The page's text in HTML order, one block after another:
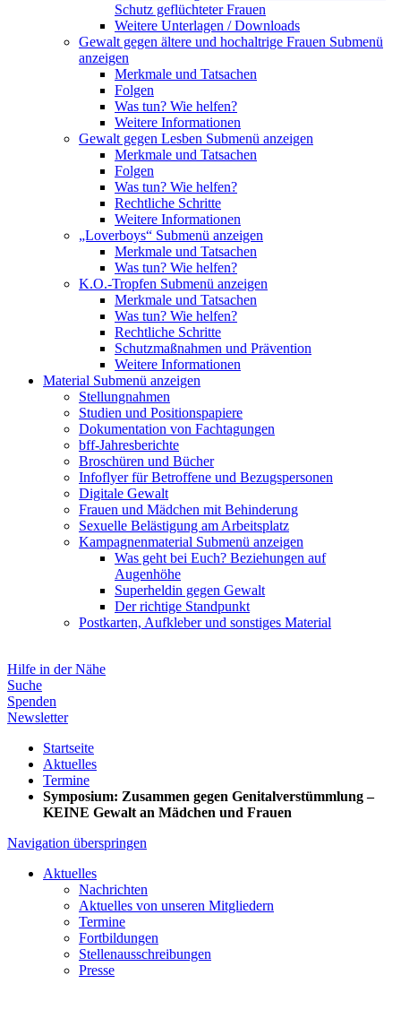
Schutz geflüchteter Frauen
Weitere Unterlagen / Downloads
Gewalt gegen ältere und hochaltrige Frauen Submenü
anzeigen
Merkmale und Tatsachen
Folgen
Was tun? Wie helfen?
Weitere Informationen
Gewalt gegen Lesben Submenü anzeigen
Merkmale und Tatsachen
Folgen
Was tun? Wie helfen?
Rechtliche Schritte
Weitere Informationen
„Loverboys“ Submenü anzeigen
Merkmale und Tatsachen
Was tun? Wie helfen?
K.O.-Tropfen Submenü anzeigen
Merkmale und Tatsachen
Was tun? Wie helfen?
Rechtliche Schritte
Schutzmaßnahmen und Prävention
Weitere Informationen
Material Submenü anzeigen
Stellungnahmen
Studien und Positionspapiere
Dokumentation von Fachtagungen
bff-Jahresberichte
Broschüren und Bücher
Infoflyer für Betroffene und Bezugspersonen
Digitale Gewalt
Frauen und Mädchen mit Behinderung
Sexuelle Belästigung am Arbeitsplatz
Kampagnenmaterial Submenü anzeigen
Was geht bei Euch? Beziehungen auf
Augenhöhe
Superheldin gegen Gewalt
Der richtige Standpunkt
Postkarten, Aufkleber und sonstiges Material
Hilfe in der Nähe
Suche
Spenden
Newsletter
Startseite
Aktuelles
Termine
Symposium: Zusammen gegen Genitalverstümmlung –
KEINE Gewalt an Mädchen und Frauen
Navigation überspringen
Aktuelles
Nachrichten
Aktuelles von unseren Mitgliedern
Termine
Fortbildungen
Stellenausschreibungen
Presse